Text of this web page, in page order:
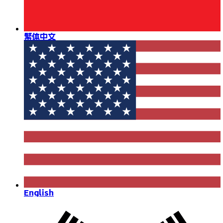
繁体中文
English